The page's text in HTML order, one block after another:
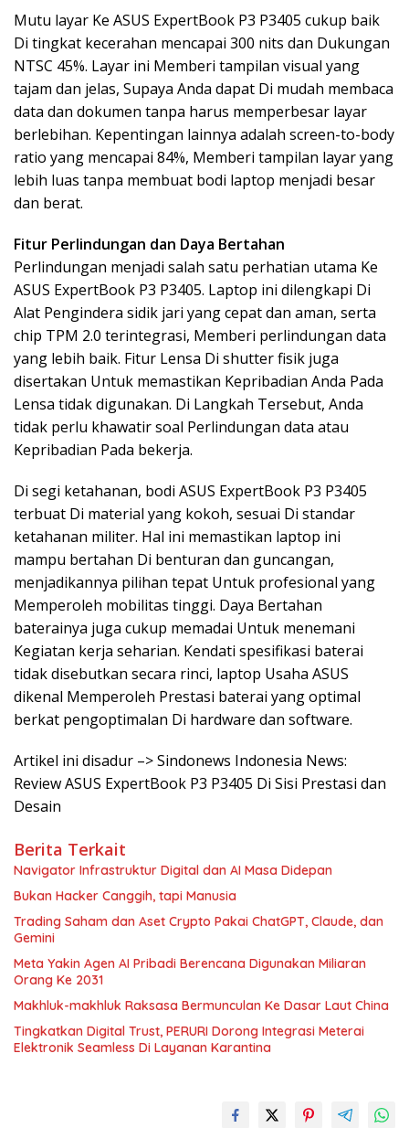
Mutu layar Ke ASUS ExpertBook P3 P3405 cukup baik
Di tingkat kecerahan mencapai 300 nits dan Dukungan
NTSC 45%. Layar ini Memberi tampilan visual yang
tajam dan jelas, Supaya Anda dapat Di mudah membaca
data dan dokumen tanpa harus memperbesar layar
berlebihan. Kepentingan lainnya adalah screen-to-body
ratio yang mencapai 84%, Memberi tampilan layar yang
lebih luas tanpa membuat bodi laptop menjadi besar
dan berat.
Fitur Perlindungan dan Daya Bertahan
Perlindungan menjadi salah satu perhatian utama Ke
ASUS ExpertBook P3 P3405. Laptop ini dilengkapi Di
Alat Pengindera sidik jari yang cepat dan aman, serta
chip TPM 2.0 terintegrasi, Memberi perlindungan data
yang lebih baik. Fitur Lensa Di shutter fisik juga
disertakan Untuk memastikan Kepribadian Anda Pada
Lensa tidak digunakan. Di Langkah Tersebut, Anda
tidak perlu khawatir soal Perlindungan data atau
Kepribadian Pada bekerja.
Di segi ketahanan, bodi ASUS ExpertBook P3 P3405
terbuat Di material yang kokoh, sesuai Di standar
ketahanan militer. Hal ini memastikan laptop ini
mampu bertahan Di benturan dan guncangan,
menjadikannya pilihan tepat Untuk profesional yang
Memperoleh mobilitas tinggi. Daya Bertahan
baterainya juga cukup memadai Untuk menemani
Kegiatan kerja seharian. Kendati spesifikasi baterai
tidak disebutkan secara rinci, laptop Usaha ASUS
dikenal Memperoleh Prestasi baterai yang optimal
berkat pengoptimalan Di hardware dan software.
Artikel ini disadur –> Sindonews Indonesia News:
Review ASUS ExpertBook P3 P3405 Di Sisi Prestasi dan
Desain
Berita Terkait
Navigator Infrastruktur Digital dan AI Masa Didepan
Bukan Hacker Canggih, tapi Manusia
Trading Saham dan Aset Crypto Pakai ChatGPT, Claude, dan
Gemini
Meta Yakin Agen AI Pribadi Berencana Digunakan Miliaran
Orang Ke 2031
Makhluk-makhluk Raksasa Bermunculan Ke Dasar Laut China
Tingkatkan Digital Trust, PERURI Dorong Integrasi Meterai
Elektronik Seamless Di Layanan Karantina